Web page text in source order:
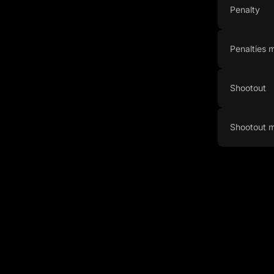
Penalty
Penalties
Shootout
Shootout